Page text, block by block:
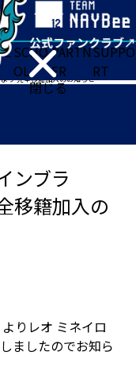
閉じる
SCHO
OL
PARTN
ER
SUPPO
RT
り 完全移籍加入のお知らせ
ンブラ
移籍加入の
りレオ ミネイロ
ましたのでお知ら